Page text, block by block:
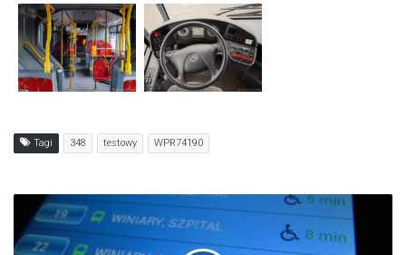
Tagi 348 testowy WPR74190